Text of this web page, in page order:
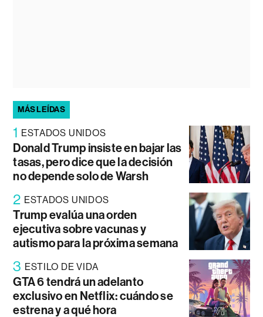
MÁS LEÍDAS
1 ESTADOS UNIDOS
Donald Trump insiste en bajar las
tasas, pero dice que la decisión
no depende solo de Warsh
2 ESTADOS UNIDOS
Trump evalúa una orden
ejecutiva sobre vacunas y
autismo para la próxima semana
3 ESTILO DE VIDA
GTA 6 tendrá un adelanto
exclusivo en Netflix: cuándo se
estrena y a qué hora